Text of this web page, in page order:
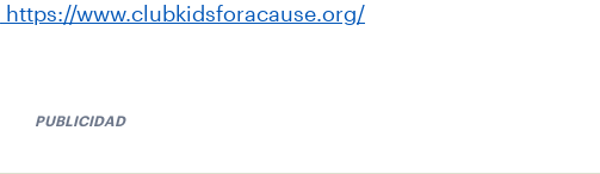
https://www.clubkidsforacause.org/
PUBLICIDAD